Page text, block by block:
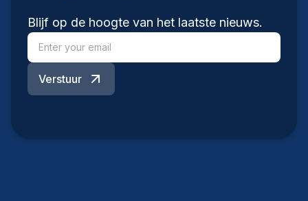
Blijf op de hoogte van het laatste nieuws.
Verstuur